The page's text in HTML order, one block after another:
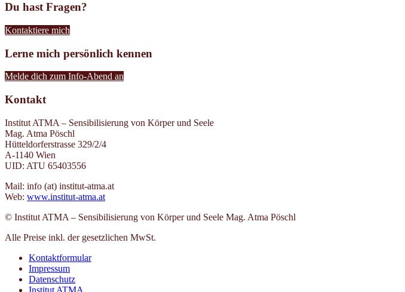
Du hast Fragen?
Kontaktiere mich
Lerne mich persönlich kennen
Melde dich zum Info-Abend an
Kontakt
Institut ATMA – Sensibilisierung von Körper und Seele
Mag. Atma Pöschl
Hütteldorferstrasse 329/2/4
A-1140 Wien
UID: ATU 65403556
Mail: info (at) institut-atma.at
Web: www.institut-atma.at
© Institut ATMA – Sensibilisierung von Körper und Seele Mag. Atma Pöschl
Alle Preise inkl. der gesetzlichen MwSt.
Kontaktformular
Impressum
Datenschutz
Institut ATMA